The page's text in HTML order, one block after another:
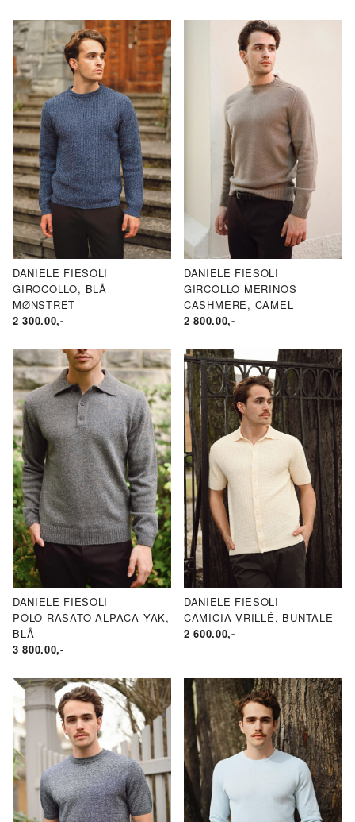
DANIELE FIESOLI
GIROCOLLO, BLÅ
MØNSTRET
2 300.00,-
DANIELE FIESOLI
GIRCOLLO MERINOS
CASHMERE, CAMEL
2 800.00,-
DANIELE FIESOLI
POLO RASATO ALPACA YAK,
BLÅ
3 800.00,-
DANIELE FIESOLI
CAMICIA VRILLÉ, BUNTALE
2 600.00,-